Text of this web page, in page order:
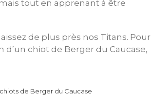
tout en apprenant à être
de plus près nos Titans. Pour
chiot de Berger du Caucase,
de Berger du Caucase